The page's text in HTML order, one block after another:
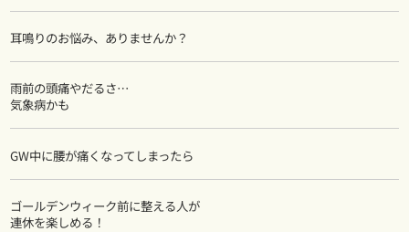
耳鳴りのお悩み、ありませんか？
雨前の頭痛やだるさ…
気象病かも
GW中に腰が痛くなってしまったら
ゴールデンウィーク前に整える人が
連休を楽しめる！